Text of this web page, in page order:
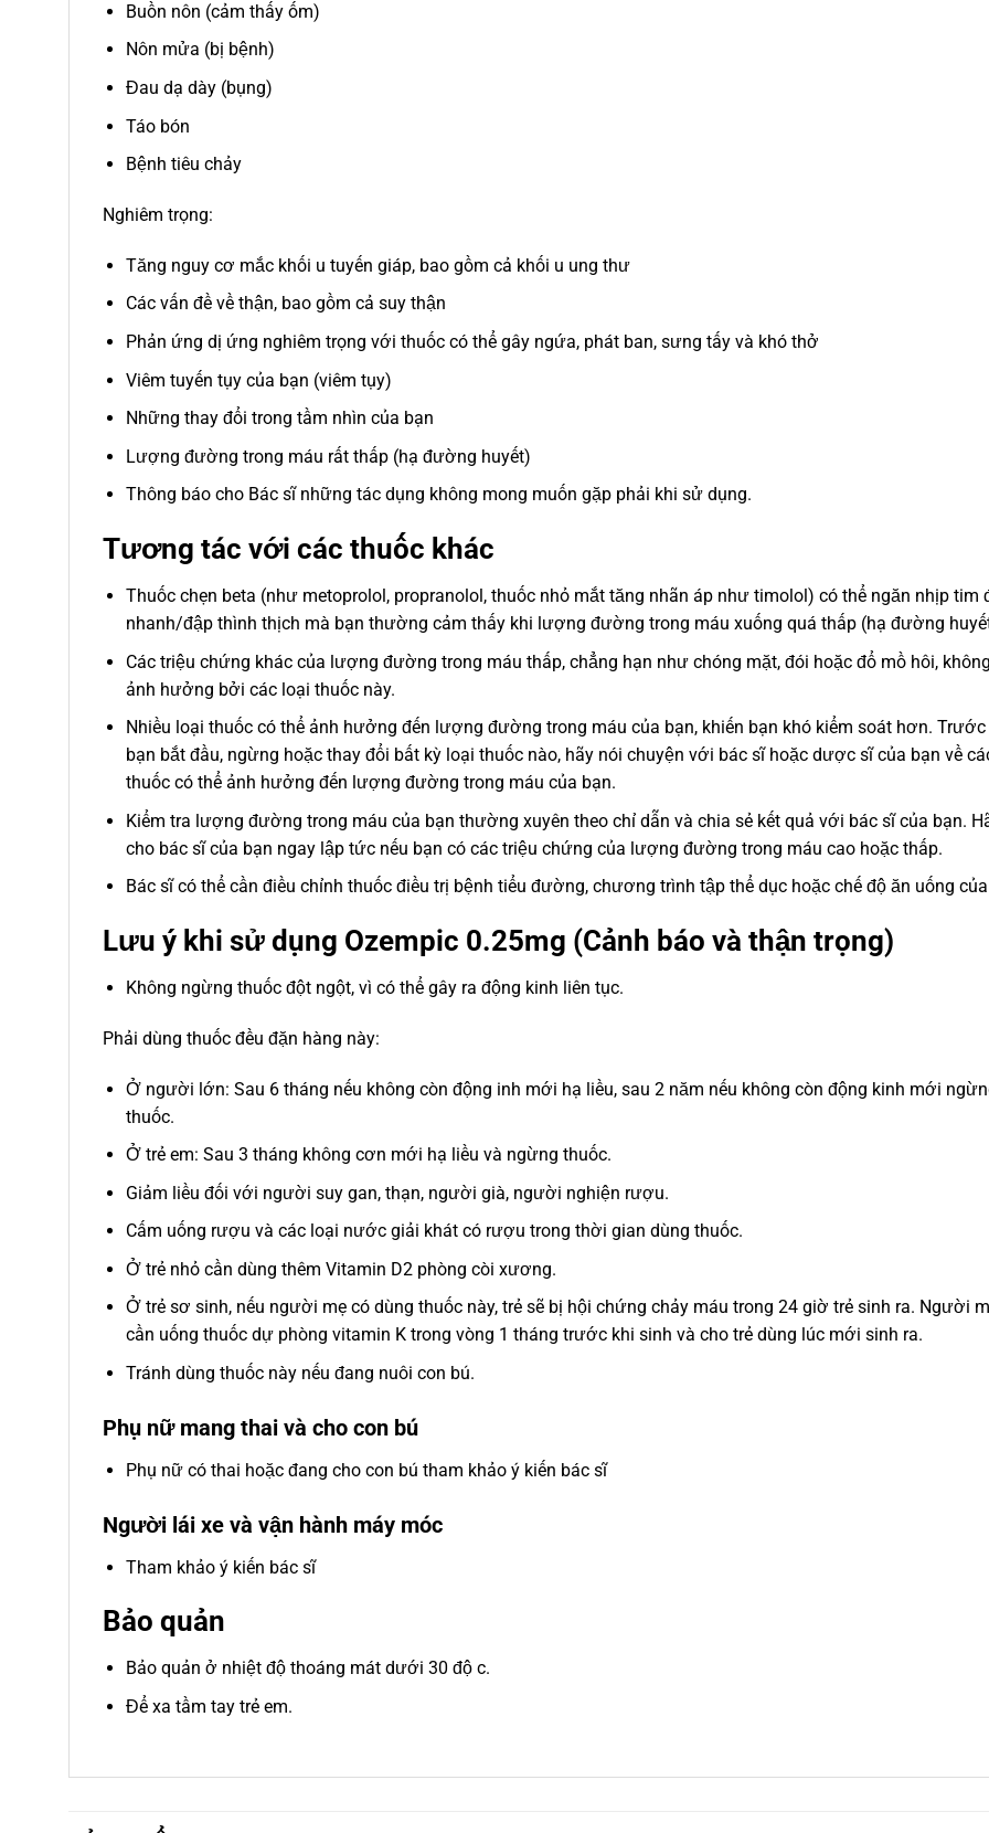
Buồn nôn (cảm thấy ốm)
Nôn mửa (bị bệnh)
Đau dạ dày (bụng)
Táo bón
Bệnh tiêu chảy
Nghiêm trọng:
Tăng nguy cơ mắc khối u tuyến giáp, bao gồm cả khối u ung thư
Các vấn đề về thận, bao gồm cả suy thận
Phản ứng dị ứng nghiêm trọng với thuốc có thể gây ngứa, phát ban, sưng tấy và khó thở
Viêm tuyến tụy của bạn (viêm tụy)
Những thay đổi trong tầm nhìn của bạn
Lượng đường trong máu rất thấp (hạ đường huyết)
Thông báo cho Bác sĩ những tác dụng không mong muốn gặp phải khi sử dụng.
Tương tác với các thuốc khác
Thuốc chẹn beta (như metoprolol, propranolol, thuốc nhỏ mắt tăng nhãn áp như timolol) có thể ngăn nhịp tim
nhanh/đập thình thịch mà bạn thường cảm thấy khi lượng đường trong máu xuống quá thấp (hạ đường
Các triệu chứng khác của lượng đường trong máu thấp, chẳng hạn như chóng mặt, đói hoặc đổ mồ hôi,
ảnh hưởng bởi các loại thuốc này.
Nhiều loại thuốc có thể ảnh hưởng đến lượng đường trong máu của bạn, khiến bạn khó kiểm soát hơn. Trước
bạn bắt đầu, ngừng hoặc thay đổi bất kỳ loại thuốc nào, hãy nói chuyện với bác sĩ hoặc dược sĩ của bạn về
thuốc có thể ảnh hưởng đến lượng đường trong máu của bạn.
Kiểm tra lượng đường trong máu của bạn thường xuyên theo chỉ dẫn và chia sẻ kết quả với bác sĩ của bạn.
cho bác sĩ của bạn ngay lập tức nếu bạn có các triệu chứng của lượng đường trong máu cao hoặc thấp.
Bác sĩ có thể cần điều chỉnh thuốc điều trị bệnh tiểu đường, chương trình tập thể dục hoặc chế độ ăn uống
Lưu ý khi sử dụng Ozempic 0.25mg (Cảnh báo và thận trọng)
Không ngừng thuốc đột ngột, vì có thể gây ra động kinh liên tục.
Phải dùng thuốc đều đặn hàng này:
Ở người lớn: Sau 6 tháng nếu không còn động inh mới hạ liều, sau 2 năm nếu không còn động kinh mới
thuốc.
Ở trẻ em: Sau 3 tháng không cơn mới hạ liều và ngừng thuốc.
Giảm liều đối với người suy gan, thạn, người già, người nghiện rượu.
Cấm uống rượu và các loại nước giải khát có rượu trong thời gian dùng thuốc.
Ở trẻ nhỏ cần dùng thêm Vitamin D2 phòng còi xương.
Ở trẻ sơ sinh, nếu người mẹ có dùng thuốc này, trẻ sẽ bị hội chứng chảy máu trong 24 giờ trẻ sinh ra. Người
cần uống thuốc dự phòng vitamin K trong vòng 1 tháng trước khi sinh và cho trẻ dùng lúc mới sinh ra.
Tránh dùng thuốc này nếu đang nuôi con bú.
Phụ nữ mang thai và cho con bú
Phụ nữ có thai hoặc đang cho con bú tham khảo ý kiến bác sĩ
Người lái xe và vận hành máy móc
Tham khảo ý kiến bác sĩ
Bảo quản
Bảo quản ở nhiệt độ thoáng mát dưới 30 độ c.
Để xa tầm tay trẻ em.